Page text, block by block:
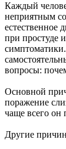
Каждый
неприятным
естественное
при простуде
вопросы:
Основной
поражение
чаще всего он
Другие